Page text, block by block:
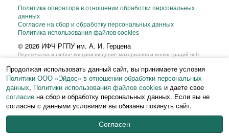
Политика оператора в отношении обработки персональных
данных
Согласие на сбор и обработку персональных данных
Политика использования файлов cookies
© 2026 ИФЧ РГПУ им. А. И. Герцена
Перепечатка и любое воспроизведение материалов и иллюстраций веб-
из них на любом языке возможны только с письменного разрешения ИФЧ
РГПУ им. А. И. Герцена.
Продолжая использовать данный сайт, вы принимаете условия
Политики ООО «Эйдос» в отношении обработки персональных
данных, Политики использования файлов cookies и даете свое
согласие на сбор и обработку персональных данных. Если вы не
согласны с данными условиями вы обязаны покинуть сайт.
Согласен